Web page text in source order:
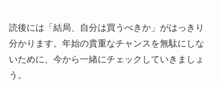
読後には「結局、自分は買うべきか」がはっきり
分かります。年始の貴重なチャンスを無駄にしな
いために、今から一緒にチェックしていきましょ
う。